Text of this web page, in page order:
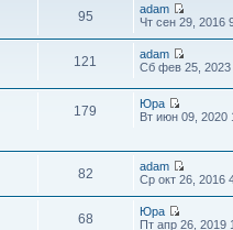
95
adam
Чт сен 29, 2016
121
adam
Сб фев 25, 2023
179
Юра
Вт июн 09, 2020
82
adam
Ср окт 26, 2016
68
Юра
Пт апр 26, 2019